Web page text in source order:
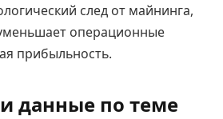
след от майнинга,
операционные
прибыльность.
данные по теме